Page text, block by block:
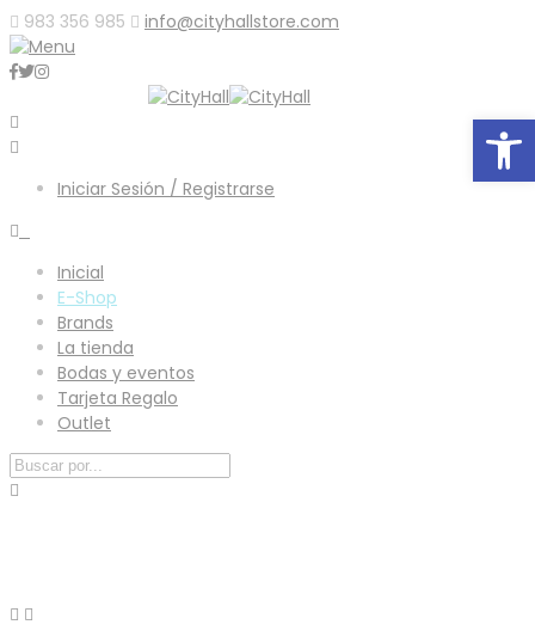
983 356 985 info@cityhallstore.com
Iniciar Sesión / Registrarse
Inicial
E-Shop
Brands
La tienda
Bodas y eventos
Tarjeta Regalo
Outlet